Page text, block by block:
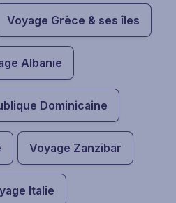
Voyage Grèce & ses îles
Albanie
Dominicaine
Voyage Zanzibar
Italie